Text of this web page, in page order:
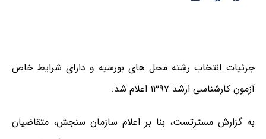
جزئیات انتخاب رشته محل های بورسیه و دارای شرایط خاص
آزمون کارشناسی ارشد ۱۳۹۷ اعلام شد.
به گزارش مسترتست، بنا بر اعلام سازمان سنجش، متقاضیان